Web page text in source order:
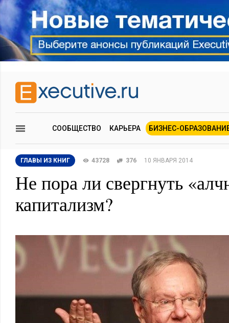
СООБЩЕСТВО КАРЬЕРА БИЗНЕС-
ГЛАВЫ ИЗ КНИГ 43728 376 10 ЯНВАРЯ 2014
Не пора ли свергнуть
капитализм?